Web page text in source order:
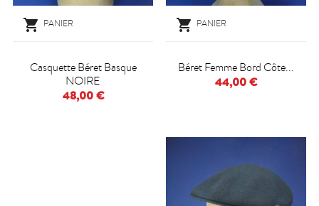
 PANIER
Casquette Béret Basque
NOIRE
48,00 €
 PANIER
Béret Femme Bord Côte...
44,00 €